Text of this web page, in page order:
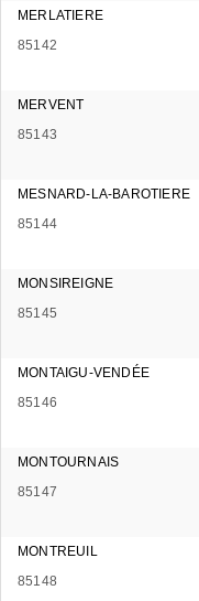
MERLATIERE
85142
MERVENT
85143
MESNARD-LA-BAROTIERE
85144
MONSIREIGNE
85145
MONTAIGU-VENDÉE
85146
MONTOURNAIS
85147
MONTREUIL
85148